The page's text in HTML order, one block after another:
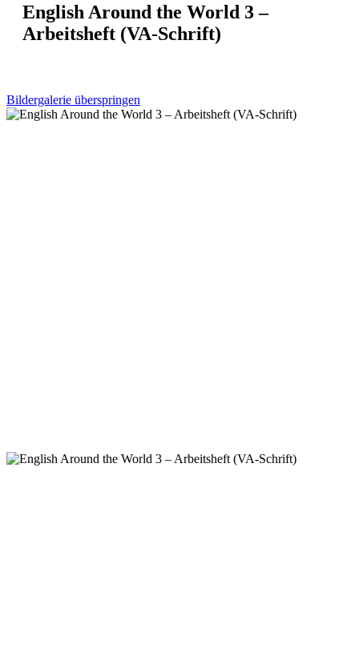
English Around the World 3 –
Arbeitsheft (VA-Schrift)
Bildergalerie überspringen